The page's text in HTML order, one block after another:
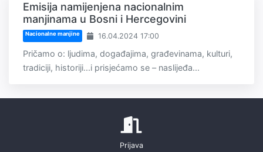
Emisija namijenjena nacionalnim
manjinama u Bosni i Hercegovini
Nacionalne manjine 16.04.2024 17:00
Pričamo o: ljudima, događajima, građevinama, kulturi,
tradiciji, historiji...i prisjećamo se – naslijeđa...
Prijava